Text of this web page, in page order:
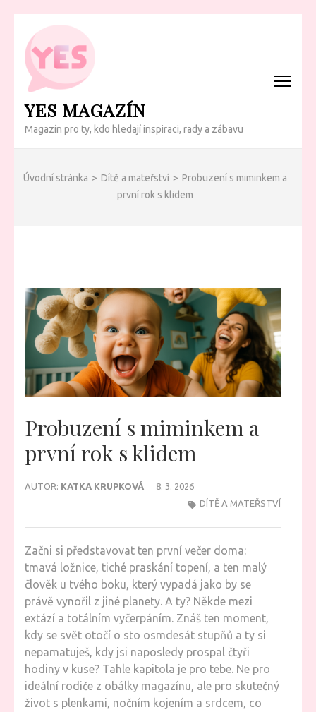
Přeskočit
obsah
(Enter)
YES MAGAZÍN
Magazín pro ty, kdo hledají inspiraci, rady a zábavu
Úvodní stránka > Dítě a mateřství > Probuzení s miminkem a
první rok s klidem
Probuzení s miminkem a
první rok s klidem
AUTOR: KATKA KRUPKOVÁ
8. 3. 2026
DÍTĚ A MATEŘSTVÍ
Začni si představovat ten první večer doma:
tmavá ložnice, tiché praskání topení, a ten malý
člověk u tvého boku, který vypadá jako by se
právě vynořil z jiné planety. A ty? Někde mezi
extází a totálním vyčerpáním. Znáš ten moment,
kdy se svět otočí o sto osmdesát stupňů a ty si
nepamatuješ, kdy jsi naposledy prospal čtyři
hodiny v kuse? Tahle kapitola je pro tebe. Ne pro
ideální rodiče z obálky magazínu, ale pro skutečný
život s plenkami, nočním kojením a srdcem, co